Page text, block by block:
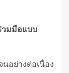
วมมือแบบ
นอย่างต่อเนื่อง